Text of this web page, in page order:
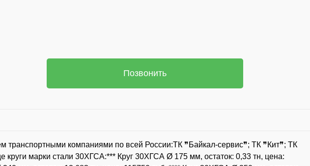
Позвонить
компаниями по всей России:ТК ❞Байкал-сервис❞; ТК ❞Кит❞; ТК
круги марки стали 30ХГСА:*** Круг 30ХГСА Ø 175 мм, остаток: 0,33 тн, цена: